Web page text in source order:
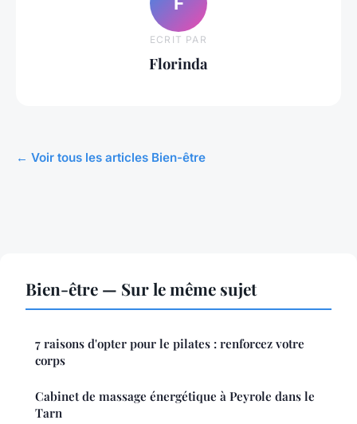
ECRIT PAR
Florinda
← Voir tous les articles Bien-être
Bien-être — Sur le même sujet
7 raisons d'opter pour le pilates : renforcez votre
corps
Cabinet de massage énergétique à Peyrole dans le
Tarn